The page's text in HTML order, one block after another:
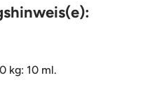
kg: 10 ml.